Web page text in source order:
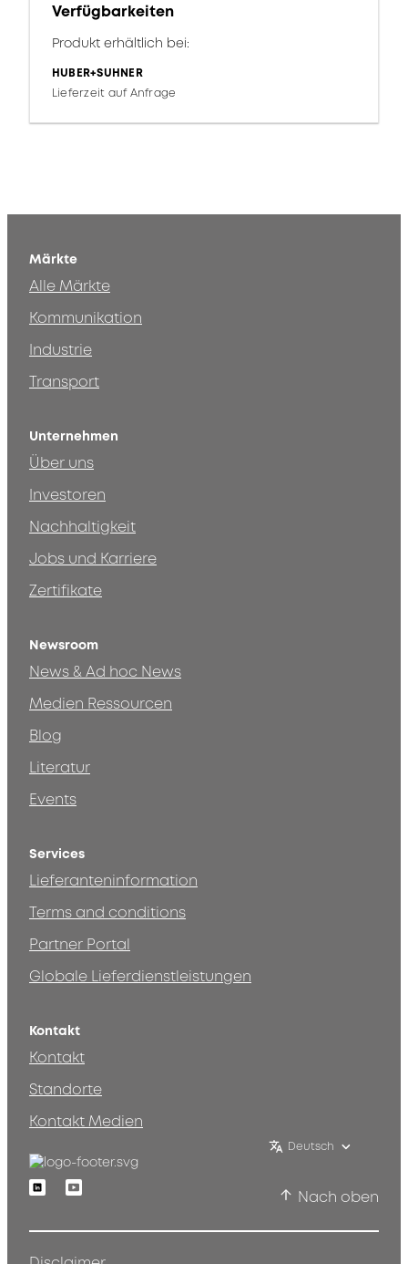
Verfügbarkeiten
Produkt erhältlich bei:
HUBER+SUHNER
Lieferzeit auf Anfrage
Märkte
Alle Märkte
Kommunikation
Industrie
Transport
Unternehmen
Über uns
Investoren
Nachhaltigkeit
Jobs und Karriere
Zertifikate
Newsroom
News & Ad hoc News
Medien Ressourcen
Blog
Literatur
Events
Services
Lieferanteninformation
Terms and conditions
Partner Portal
Globale Lieferdienstleistungen
Kontakt
Kontakt
Standorte
Kontakt Medien
Deutsch
LinkedinYoutube
Nach oben